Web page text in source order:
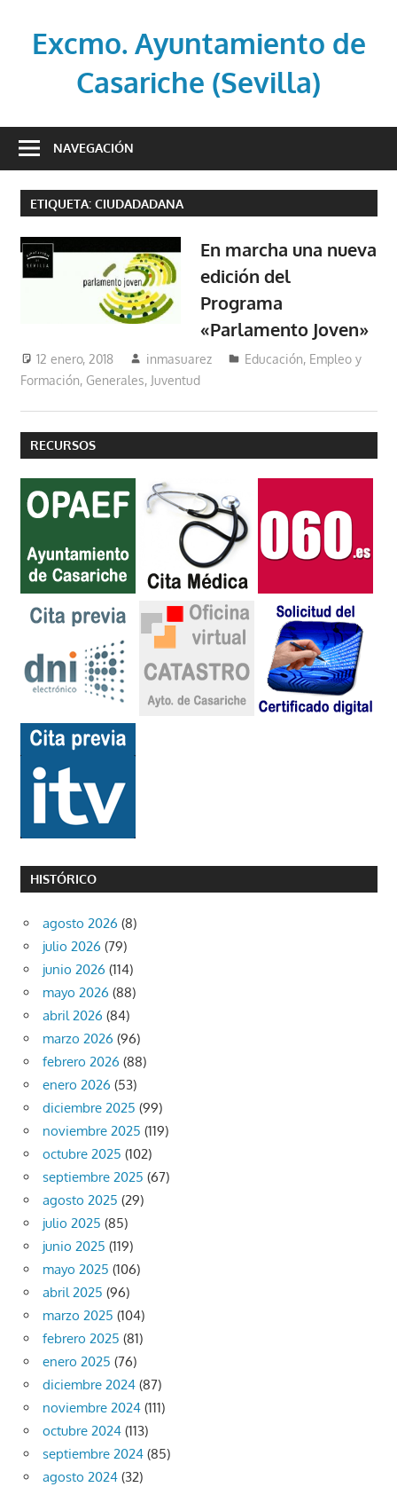
contenidoExcmo. Ayuntamiento de
Casariche (Sevilla)
oficial
Ayuntamiento
de
Casariche
(Sevilla)
NAVEGACIÓN
ETIQUETA: CIUDADADANA
En marcha una nueva
edición del
Programa
«Parlamento Joven»
12 enero, 2018 inmasuarez
Educación, Empleo y
Formación, Generales, Juventud
RECURSOS
HISTÓRICO
agosto 2026 (8)
julio 2026 (79)
junio 2026 (114)
mayo 2026 (88)
abril 2026 (84)
marzo 2026 (96)
febrero 2026 (88)
enero 2026 (53)
diciembre 2025 (99)
noviembre 2025 (119)
octubre 2025 (102)
septiembre 2025 (67)
agosto 2025 (29)
julio 2025 (85)
junio 2025 (119)
mayo 2025 (106)
abril 2025 (96)
marzo 2025 (104)
febrero 2025 (81)
enero 2025 (76)
diciembre 2024 (87)
noviembre 2024 (111)
octubre 2024 (113)
septiembre 2024 (85)
agosto 2024 (32)